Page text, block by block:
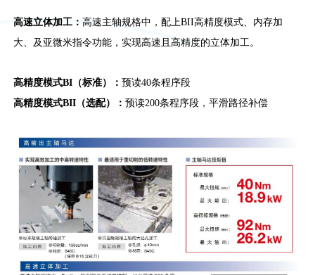
高速立体加工：高速主轴规格中，配上BII高精度模式、内存加
大、及亚微米指令功能，实现高速且高精度的立体加工。
高精度模式BI（标准）：预读40条程序段
高精度模式BII（选配）：预读200条程序段，平滑路径补偿